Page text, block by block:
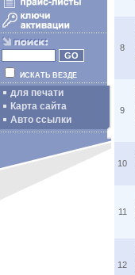
ИСКАТЬ ВЕЗДЕ
для печати
Карта сайта
Авто ссылки
8
9
10
11
12